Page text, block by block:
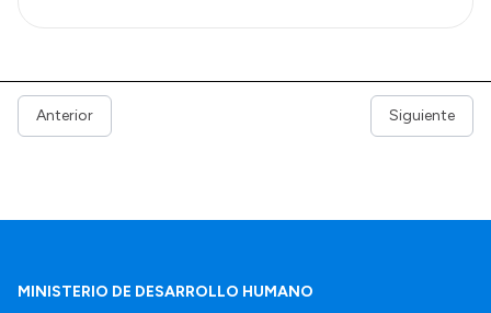
Anterior Siguiente
MINISTERIO DE DESARROLLO HUMANO